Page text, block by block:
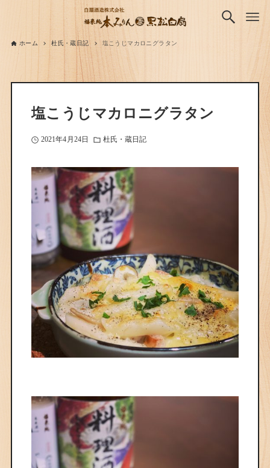
ホーム 杜氏・蔵日記 塩こうじマカロニグラタン
塩こうじマカロニグラタン
2021年4月24日 杜氏・蔵日記